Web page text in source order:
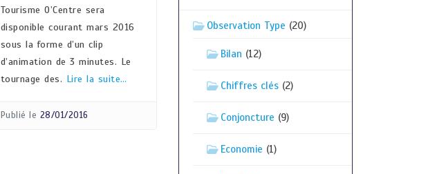
Tourisme O’Centre sera
disponible courant mars 2016
sous la forme d’un clip
d’animation de 3 minutes. Le
tournage des. Lire la suite…
Publié le 28/01/2016
Observation Type (20)
Bilan (12)
Chiffres clés(2)
Conjoncture (9)
Economie (1)